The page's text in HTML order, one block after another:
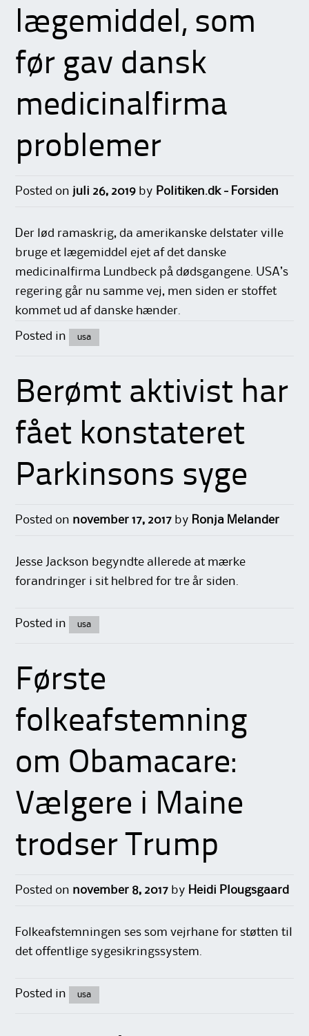
lægemiddel, som
før gav dansk
medicinalfirma
problemer
Posted on juli 26, 2019 by Politiken.dk - Forsiden
Der lød ramaskrig, da amerikanske delstater ville
bruge et lægemiddel ejet af det danske
medicinalfirma Lundbeck på dødsgangene. USA’s
regering går nu samme vej, men siden er stoffet
kommet ud af danske hænder.
Posted in usa
Berømt aktivist har
fået konstateret
Parkinsons syge
Posted on november 17, 2017 by Ronja Melander
Jesse Jackson begyndte allerede at mærke
forandringer i sit helbred for tre år siden.
Posted in usa
Første
folkeafstemning
om Obamacare:
Vælgere i Maine
trodser Trump
Posted on november 8, 2017 by Heidi Plougsgaard
Folkeafstemningen ses som vejrhane for støtten til
det offentlige sygesikringssystem.
Posted in usa